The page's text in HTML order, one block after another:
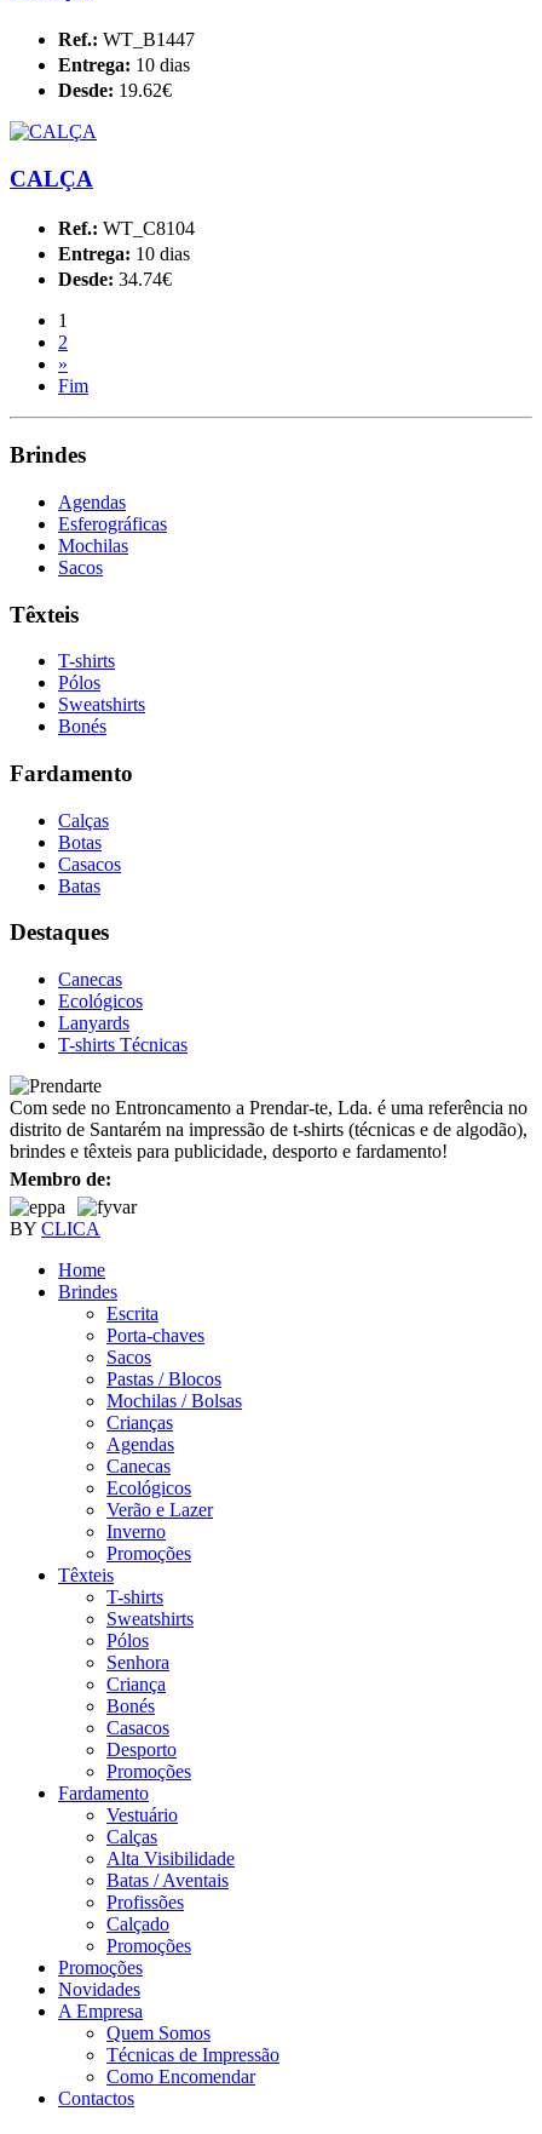
Ref.: WT_B1447
Entrega: 10 dias
Desde: 19.62€
CALÇA
Ref.: WT_C8104
Entrega: 10 dias
Desde: 34.74€
1
2
»
Fim
Brindes
Agendas
Esferográficas
Mochilas
Sacos
Têxteis
T-shirts
Pólos
Sweatshirts
Bonés
Fardamento
Calças
Botas
Casacos
Batas
Destaques
Canecas
Ecológicos
Lanyards
T-shirts Técnicas
Com sede no Entroncamento a Prendar-te, Lda. é uma referência no
distrito de Santarém na impressão de t-shirts (técnicas e de algodão),
brindes e têxteis para publicidade, desporto e fardamento!
Membro de:
BY CLICA
Home
Brindes
Escrita
Porta-chaves
Sacos
Pastas / Blocos
Mochilas / Bolsas
Crianças
Agendas
Canecas
Ecológicos
Verão e Lazer
Inverno
Promoções
Têxteis
T-shirts
Sweatshirts
Pólos
Senhora
Criança
Bonés
Casacos
Desporto
Promoções
Fardamento
Vestuário
Calças
Alta Visibilidade
Batas / Aventais
Profissões
Calçado
Promoções
Promoções
Novidades
A Empresa
Quem Somos
Técnicas de Impressão
Como Encomendar
Contactos